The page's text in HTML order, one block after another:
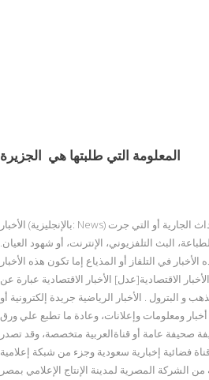
المعلومة التي طلبتها هي الجزيرة
الأخبار (بالإنجليزية: News) هي عبارة عن معلومات عن الأحداث الجارية أو التي جرت
البث التلفزيوني، الإنترنت، أو شهود العيان.
في التلفاز أو المذياع إما تكون هذه الأخبار
الاقتصادية[عدل] الأخبار الاقتصادية عبارة عن
و البترول . الأخبار الرياضية جريدة إلكترونية أو
ومعلومات وإعلانات، وعادة ما تطبع علي ورق
صحيفة عامة أو قناةالعربية متخصصة، وقد تصدر
فضائية إخبارية سعودية وجزء من شبكة إعلامية
من الشركة المصرية لمدينة الإنتاج الإعلامي بمصر